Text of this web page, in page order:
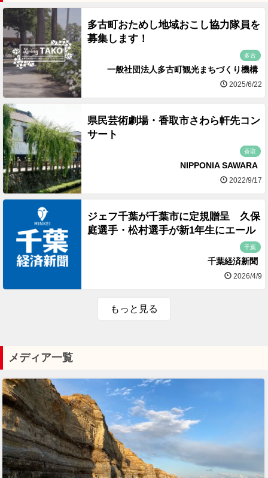
多古町おためし地域おこし協力隊員を
募集します！
多古
一般社団法人多古町観光まちづくり機構
2025/6/22
県民芸術劇場・香取市さわら軒先コン
サート
香取
NIPPONIA SAWARA
2022/9/17
ジェフ千葉が千葉市に定規贈呈 久保
庭選手・松村選手が新1年生にエール
千葉
千葉経済新聞
2026/4/9
もっと見る
メディア一覧